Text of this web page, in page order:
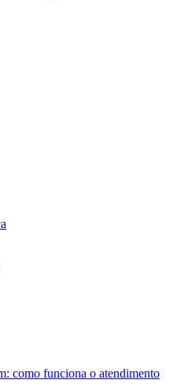
como funciona o atendimento